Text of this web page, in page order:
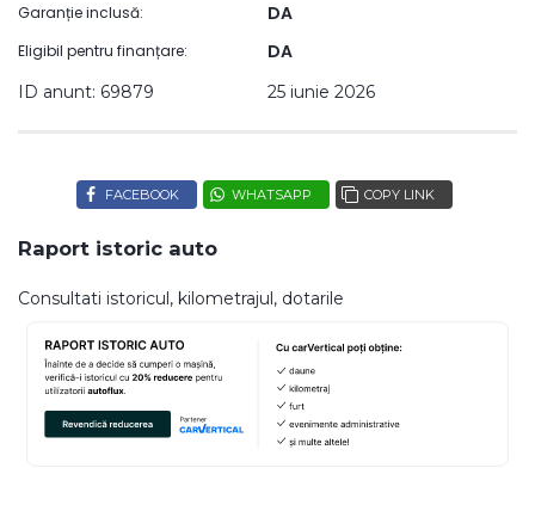
Garanție inclusă: DA
Eligibil pentru finanțare: DA
ID anunt: 69879 25 iunie 2026
FACEBOOK WHATSAPP COPY LINK
Raport istoric auto
Consultati istoricul, kilometrajul, dotarile